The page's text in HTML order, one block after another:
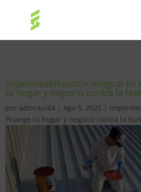
Impermeabilización integral en
tu hogar y negocio contra la
por admraul64 |Ago 5, 2025 |
Protege tu hogar y negocio contra la